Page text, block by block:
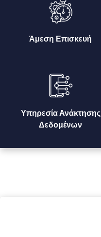
Άμεση Επισκευή
Υπηρεσία Ανάκτησης
Δεδομένων